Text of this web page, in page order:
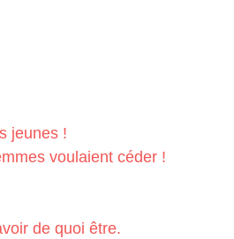
jeunes !
voulaient céder !
de quoi être.